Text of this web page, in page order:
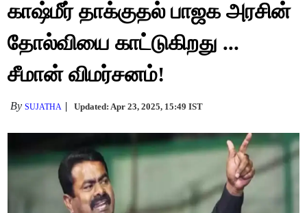
காஷ்மீர் தாக்குதல் பாஜக அரசின்
தோல்வியை காட்டுகிறது ...
சீமான் விமர்சனம்!
BySUJATHA Updated: Apr 23, 2025, 15:49 IST